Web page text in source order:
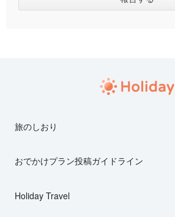
旅のしおり
おでかけプラン投稿ガイドライン
Holiday Travel